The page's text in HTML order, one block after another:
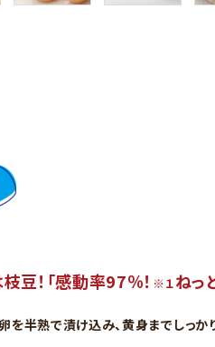
豆！「感動率97％！ ※１ねっ
を半熟で漬け込み、黄身までしっか